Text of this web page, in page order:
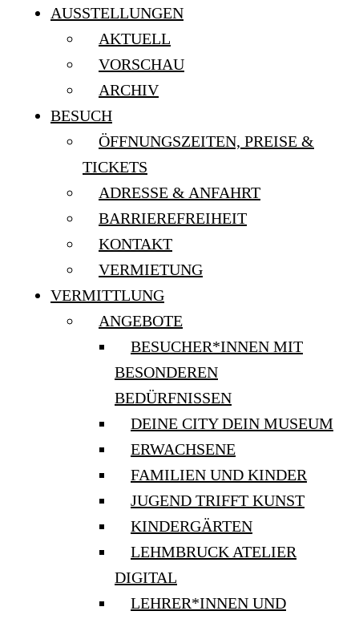
AUSSTELLUNGEN
AKTUELL
VORSCHAU
ARCHIV
BESUCH
ÖFFNUNGSZEITEN, PREISE &
TICKETS
ADRESSE & ANFAHRT
BARRIEREFREIHEIT
KONTAKT
VERMIETUNG
VERMITTLUNG
ANGEBOTE
BESUCHER*INNEN MIT
BESONDEREN
BEDÜRFNISSEN
DEINE CITY DEIN MUSEUM
ERWACHSENE
FAMILIEN UND KINDER
JUGEND TRIFFT KUNST
KINDERGÄRTEN
LEHMBRUCK ATELIER
DIGITAL
LEHRER*INNEN UND